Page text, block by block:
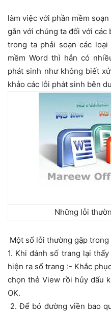
làm việc với phần mềm
gắn với chúng ta đối với các
trong ta phải soạn các
mềm Word thì hẳn có
phát sinh như không biết
khảo các lỗi phát sinh bên
Những lỗi
Một số lỗi thường gặp
1. Khi đánh số trang lại
hiện ra số trang :- Khắc
chọn thẻ View rồi hủy dấu
OK.
2. Để bỏ đường viền bao